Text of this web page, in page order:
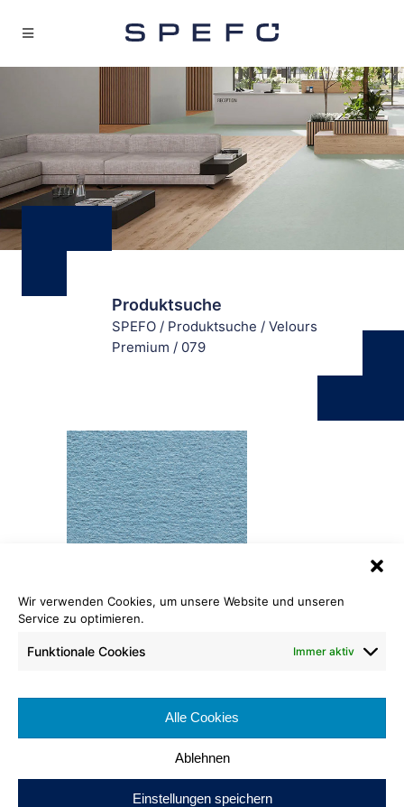
Wir verwenden Cookies, um unsere Website und unseren
Service zu optimieren.
Funktionale Cookies Immer aktiv
Alle Cookies
Ablehnen
Einstellungen speichern
Produktsuche
SPEFO / Produktsuche / Velours
Premium / 079
Warenbreite: ca. 400 cm
Velours Premium